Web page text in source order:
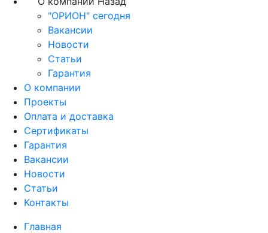
"ОРИОН" сегодня
Вакансии
Новости
Статьи
Гарантия
О компании
Проекты
Оплата и доставка
Сертификаты
Гарантия
Вакансии
Новости
Статьи
Контакты
Главная